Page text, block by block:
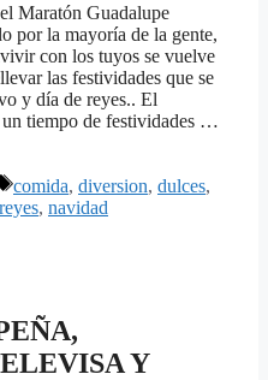
Maratón Guadalupe
por la mayoría de la gente,
con los tuyos se vuelve
las festividades que se
y día de reyes.. El
un tiempo de festividades …
Etiquetas
comida, diversion, dulces,
, navidad
Y